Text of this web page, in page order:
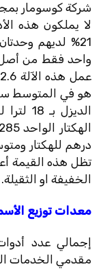
تظل هذه القيمة
الخفيفة او الثقيلة.
معدات توزيع
إجمالي عدد